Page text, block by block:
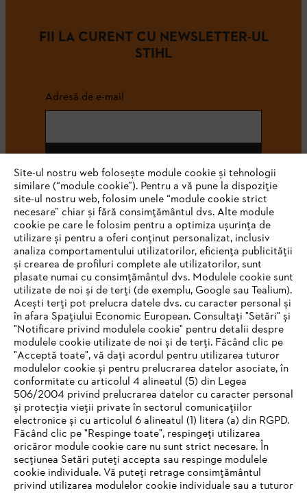
FII LA CURENT CU NEWSLETTER-UL
STIHL
Adresă de e-mail
#STIHL
STIHL Romania
Informaţii Utile
IHR BROWSER WIRD NICHT
UNTERSTÜTZT
Site-ul nostru web folosește module cookie și tehnologii
similare (“module cookie”). Pentru a vă pune la dispoziție
site-ul nostru web, folosim unele “module cookie strict
necesare” chiar și fără consimțământul dvs. Alte module
cookie pe care le folosim pentru a optimiza ușurința de
utilizare și pentru a oferi conținut personalizat, inclusiv
analiza comportamentului utilizatorilor, eficiența publicității
și crearea de profiluri complete ale utilizatorilor, sunt
plasate numai cu consimțământul dvs. Modulele cookie sunt
utilizate de noi și de terți (de exemplu, Google sau Tealium).
Acești terți pot prelucra datele dvs. cu caracter personal și
în afara Spațiului Economic European. Consultați "Setări" și
"Notificare privind modulele cookie" pentru detalii despre
modulele cookie utilizate de noi și de terți. Făcând clic pe
"Acceptă toate", vă dați acordul pentru utilizarea tuturor
modulelor cookie și pentru prelucrarea datelor asociate, în
conformitate cu articolul 4 alineatul (5) din Legea
506/2004 privind prelucrarea datelor cu caracter personal
și protecția vieții private în sectorul comunicațiilor
electronice și cu articolul 6 alineatul (1) litera (a) din RGPD.
Făcând clic pe "Respinge toate", respingeți utilizarea
oricăror module cookie care nu sunt strict necesare. În
secțiunea Setări puteți accepta sau respinge modulele
cookie individuale. Vă puteți retrage consimțământul
privind utilizarea modulelor cookie individuale sau a tuturor